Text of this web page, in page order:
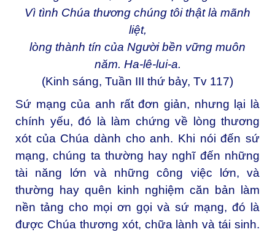
Vì tình Chúa thương chúng tôi thật là mãnh
liệt,
lòng thành tín của Người bền vững muôn
năm. Ha-lê-lui-a.
(Kinh sáng, Tuần III thứ bảy, Tv 117)
Sứ mạng của anh rất đơn giản, nhưng lại là
chính yếu, đó là làm chứng về lòng thương
xót của Chúa dành cho anh. Khi nói đến sứ
mạng, chúng ta thường hay nghĩ đến những
tài năng lớn và những công việc lớn, và
thường hay quên kinh nghiệm căn bản làm
nền tảng cho mọi ơn gọi và sứ mạng, đó là
được Chúa thương xót, chữa lành và tái sinh.